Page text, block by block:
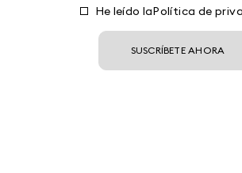
He leído laPolítica de
SUSCRÍBETE AHORA